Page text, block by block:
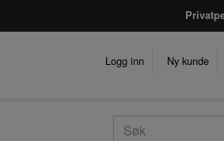
Logg inn Ny kunde